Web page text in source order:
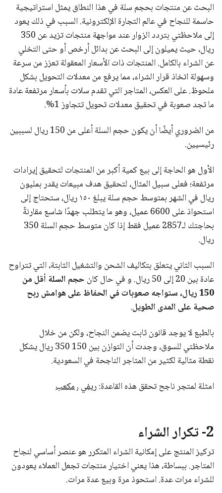
البحث عن منتجات بحجم سلة في هذا النطاق يمثل استراتيجية
حاسمة للنجاح في عالم التجارة الإلكترونية. السبب في ذلك يعود
إلى ملاحظتي بتردد الزوار عند مواجهة منتجات تزيد عن 350
ريال، حيث يميلون إلى البحث عن بدائل أرخص أو حتى التخلي
عن الشراء بالكامل. المنتجات ذات الأسعار المعقولة تعزز من سرعة
وسهولة اتخاذ قرار الشراء، مما يرفع من معدلات التحويل بشكل
ملحوظ. على العكس، المتاجر التي تقدم سلات بأسعار مرتفعة عادة
ما تجد صعوبة في تحقيق معدلات تحويل تتجاوز 1%؜.
من الضروري أيضًا أن يكون حجم السلة أعلى من 150 ريال لسببين
رئيسيين.
الأول هو الحاجة إلى بيع كمية أكبر من المنتجات لتحقيق إيرادات
مرتفعة؛ فعلى سبيل المثال، لتحقيق هدف مبيعات يقدر بمليون
ريال في الشهر بمتوسط حجم سلة يبلغ ١٥٠ ريال، ستحتاج إلى
استحواذ على 6600 عميل، وهو ما يتطلب جهدًا شاسع مقارنةً
بحاجتك لـ2857 عميل فقط إذا كان متوسط حجم السلة 350
ريال.
السبب الثاني يتعلق بتكاليف الشحن والتشغيل الثابتة، التي تتراوح
عادة بين 20 إلى 50 ريال. و في حال كان
حجم السلة أقل من
150 ريال، ستواجه صعوبات في الحفاظ على هوامش ربح
صحية على المدى الطويل.
بالطبع لا يوجد قانون ثابت يضمن النجاح، ولكن من خلال
ملاحظتي للسوق، وجدت أن التوازن بين 150 350 ريال يشكل
نقطة مثالية لكثير من المتاجر الناجحة في السعودية.
امثلة لمتجر ناجح تحقق هذه القاعدة:ريفي مكعب
2- تكرار الشراء
تركيز المنتج على إمكانية الشراء المتكرر هو عنصر أساسي لنجاح
المتاجر. ببساطة، هذا يعني اختيار منتجات تجعل العملاء يعودون
للشراء مرات عدة. استحوذ مرة وبيع عدة مرات.